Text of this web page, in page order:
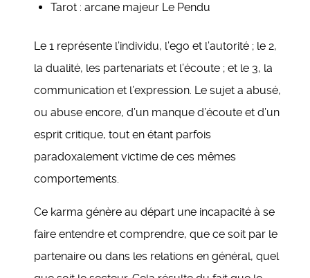
Tarot : arcane majeur Le Pendu
Le 1 représente l’individu, l’ego et l’autorité ; le 2,
la dualité, les partenariats et l’écoute ; et le 3, la
communication et l’expression. Le sujet a abusé,
ou abuse encore, d’un manque d’écoute et d’un
esprit critique, tout en étant parfois
paradoxalement victime de ces mêmes
comportements.
Ce karma génère au départ une incapacité à se
faire entendre et comprendre, que ce soit par le
partenaire ou dans les relations en général, quel